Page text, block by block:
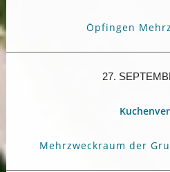
Öpfingen
27.
Mehrzweckraum der